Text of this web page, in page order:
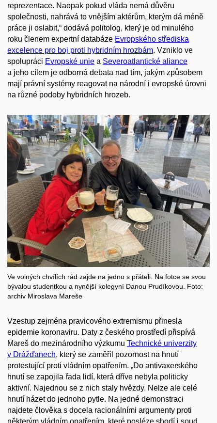
reprezentace. Naopak pokud vláda nemá důvěru
společnosti, nahrává to vnějším aktérům, kterým dá méně
práce ji oslabit,“ dodává politolog, který je od minulého
roku členem expertní databáze Evropského střediska
excelence pro boj proti hybridním hrozbám. Vzniklo ve
spolupráci Evropské unie a Severoatlantické aliance
a jeho cílem je odborná debata nad tím, jakým způsobem
mají právní systémy reagovat na národní i evropské úrovni
na různé podoby hybridních hrozeb.
Ve volných chvílích rád zajde na jedno s přáteli. Na fotce se svou
bývalou studentkou a nynější kolegyní Danou Prudíkovou. Foto:
archiv Miroslava Mareše
Vzestup zejména pravicového extremismu přinesla
epidemie koronaviru. Daty z českého prostředí přispívá
Mareš do mezinárodního výzkumu Technické univerzity
v Drážďanech, který se zaměřil pozornost na hnutí
protestující proti vládním opatřením. „Do antivaxerského
hnutí se zapojila řada lidí, která dříve nebyla politicky
aktivní. Najednou se z nich staly hvězdy. Nelze ale celé
hnutí házet do jednoho pytle. Na jedné demonstraci
najdete člověka s docela racionálními argumenty proti
některým vládním opatřením, které posléze shodí i soud,